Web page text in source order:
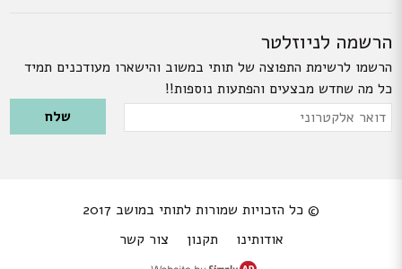
הרשמה לניוזלטר
הרשמו לרשימת התפוצה של תותי במשוב והישארו מעודכנים תמיד
כל מה שחדש מבצעים והפתעות נוספות!!
Please leave this field empty.
דואר
© כל הזכויות שמורות לתותי במושב 2017
אודותינו
תקנון צור קשר